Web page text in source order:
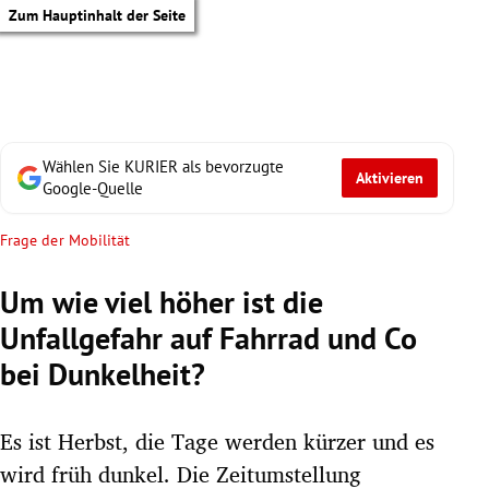
Zum Hauptinhalt der Seite
Wählen Sie KURIER als bevorzugte
Google-Quelle
Aktivieren
Frage der Mobilität
Um wie viel höher ist die
Unfallgefahr auf Fahrrad und Co
bei Dunkelheit?
Es ist Herbst, die Tage werden kürzer und es
wird früh dunkel. Die Zeitumstellung